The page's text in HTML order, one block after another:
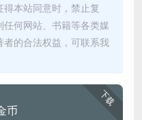
本站同意时，禁止复
何网站、书籍等各类媒
的合法权益，可联系我
下载
币